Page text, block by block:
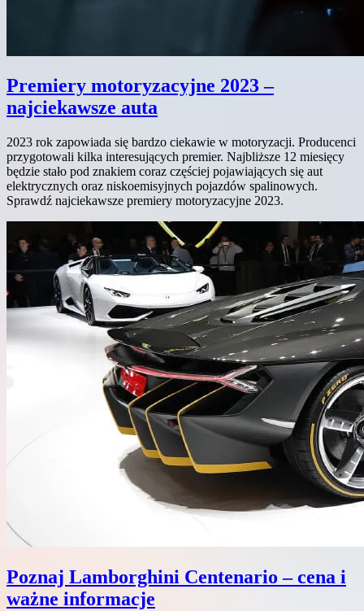
Premiery motoryzacyjne 2023 –
najciekawsze auta
2023 rok zapowiada się bardzo ciekawie w motoryzacji. Producenci
przygotowali kilka interesujących premier. Najbliższe 12 miesięcy
będzie stało pod znakiem coraz częściej pojawiających się aut
elektrycznych oraz niskoemisyjnych pojazdów spalinowych.
Sprawdź najciekawsze premiery motoryzacyjne 2023.
Poznaj Lamborghini Centenario – cena i
ważne informacje